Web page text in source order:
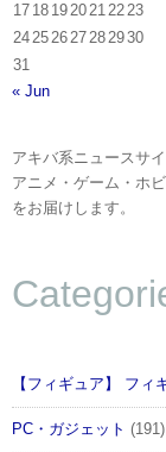
17 18 19 20 21 22 23
24 25 26 27 28 2930
31
« Jun
アキバ系ニュースサ
アニメ・ゲーム・ホ
をお届けします。
【フィギュア】 フ
PC・ガジェット (191)